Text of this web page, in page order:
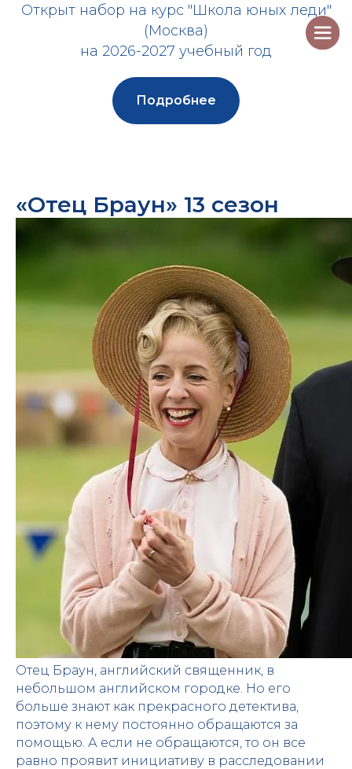
Открыт набор на курс "Школа юных леди"
(Москва)
на 2026-2027 учебный год
Подробнее
«Отец Браун» 13 сезон
Отец Браун, английский священник, в
небольшом английском городке. Но его
больше знают как прекрасного детектива,
поэтому к нему постоянно обращаются за
помощью. А если не обращаются, то он все
равно проявит инициативу в расследовании